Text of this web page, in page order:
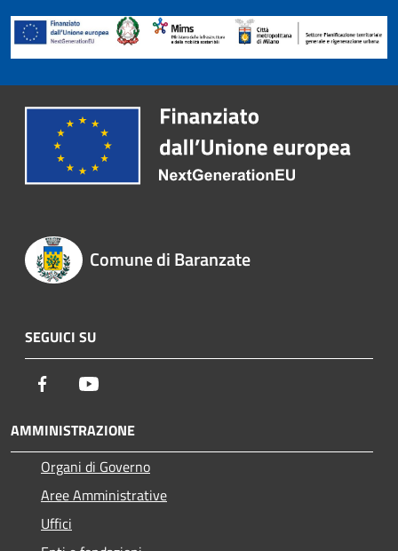
Comune di Baranzate
SEGUICI SU
Facebook
AMMINISTRAZIONE
Organi di Governo
Aree Amministrative
Uffici